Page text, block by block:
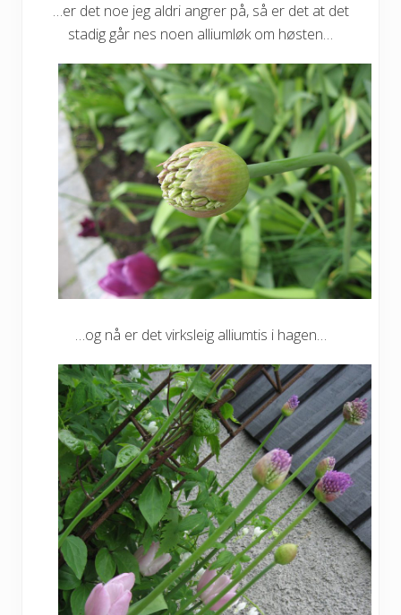
…er det noe jeg aldri angrer på, så er det at det
stadig går nes noen alliumløk om høsten…
…og nå er det virksleig alliumtis i hagen…